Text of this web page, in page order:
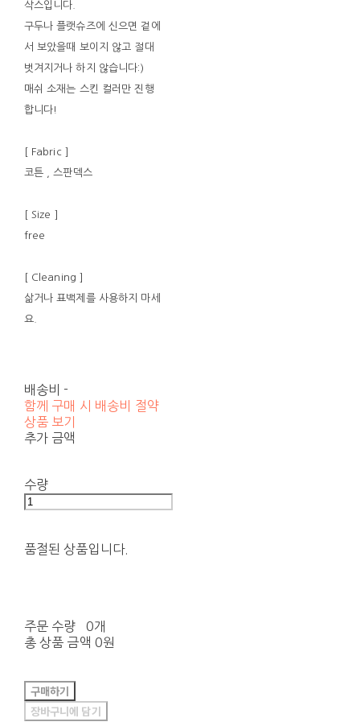
삭스입니다.
구두나 플랫슈즈에 신으면 겉에
서 보았을때 보이지 않고 절대
벗겨지거나 하지 않습니다:)
매쉬 소재는 스킨 컬러만 진행
합니다!
[ Fabric ]
코튼 , 스판덱스
[ Size ]
free
[ Cleaning ]
삶거나 표백제를 사용하지 마세
요.
배송비 -
함께 구매 시 배송비 절약
상품 보기
추가 금액
수량
품절된 상품입니다.
주문 수량
0개
총 상품 금액 0원
구매하기
장바구니에 담기